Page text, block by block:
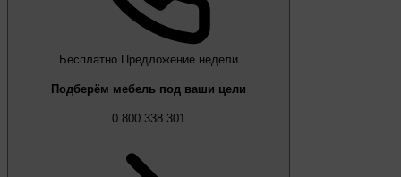
Бесплатно Предложение недели
Подберём мебель под ваши цели
0 800 338 301